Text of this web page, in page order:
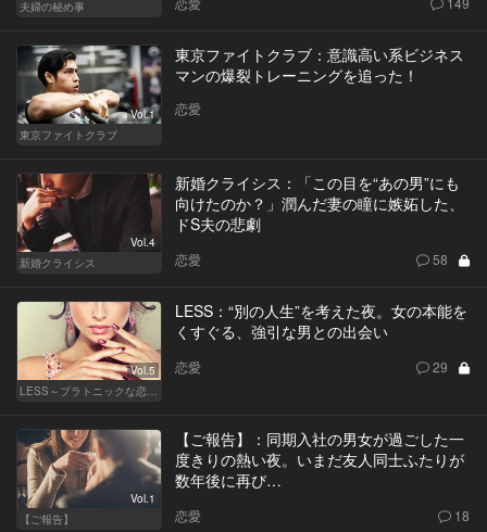
夫婦の秘め事
Vol.1
東京ファイトクラブ
東京ファイトクラブ：意識高い系ビジネス
マンの爆裂トレーニングを追った！
恋愛
Vol.4
新婚クライシス
新婚クライシス：「この目を“あの男”にも
向けたのか？」潤んだ妻の瞳に嫉妬した、
ドS夫の悲劇
恋愛 58
Vol.5
LESS～プラトニックな恋人～
LESS：“別の人生”を考えた夜。女の本能を
くすぐる、強引な男との出会い
恋愛 29
Vol.1
【ご報告】
【ご報告】：同期入社の男女が過ごした一
度きりの熱い夜。いまだ友人同士ふたりが
数年後に再び…
恋愛 18